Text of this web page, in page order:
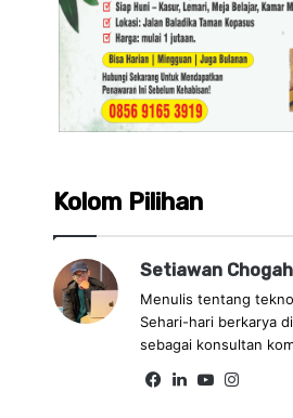
Kolom Pilihan
Setiawan Chogah
Menulis tentang
Sehari-hari berkarya
sebagai konsultan
Fa Lin Yo